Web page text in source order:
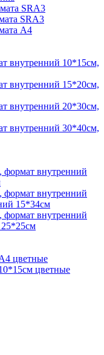
SRА3
SRА3
А4
внутренний 10*15см,
внутренний 15*20см,
внутренний 20*30см,
внутренний 30*40см,
формат внутренний
формат внутренний
15*34см
формат внутренний
цветные
цветные